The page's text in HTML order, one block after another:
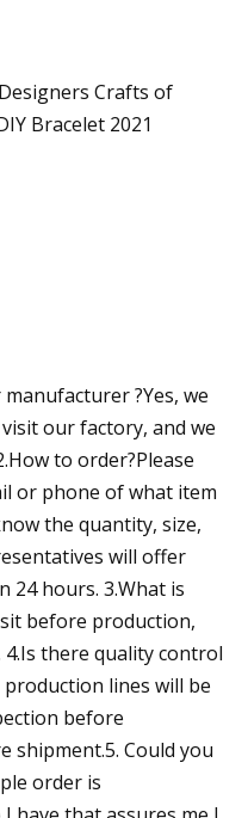
?Yes, we
our factory, and we
to order?Please
or phone of what item
the quantity, size,
will offer
24 hours. 3.What is
before production,
there quality control
lines will be
before
shipment.5. Could you
order is